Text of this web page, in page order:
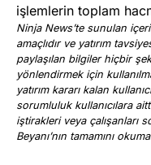
işlemlerin toplam
Ninja News’te sunulan
amaçlıdır ve yatırım
paylaşılan bilgiler hiçbir
yönlendirmek için
yatırım kararı kalan
sorumluluk kullanıcılara
iştirakleri veya çalışanları
Beyanı’nın tamamını